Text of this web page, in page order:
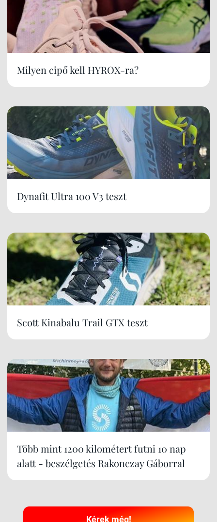
Milyen cipő kell HYROX-ra?
Dynafit Ultra 100 V3 teszt
Scott Kinabalu Trail GTX teszt
Több mint 1200 kilométert futni 10 nap
alatt - beszélgetés Rakonczay Gáborral
Kérek még!